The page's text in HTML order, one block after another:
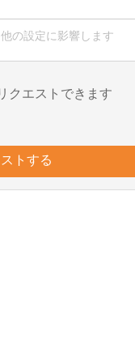
の設定に影響します
クエストできます
トする